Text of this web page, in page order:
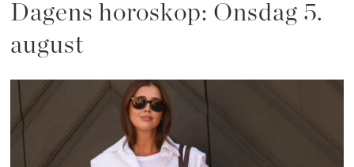
Dagens horoskop: Onsdag 5.
august